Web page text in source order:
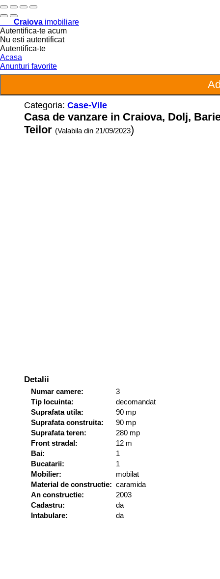
Craiova imobiliare
Autentifica-te acum
Nu esti autentificat
Autentifica-te
Acasa
Anunturi favorite
Categoria: Case-Vile
Casa de vanzare in Craiova, Dolj,
Teilor (Valabila din 21/09/2023)
Detalii
Numar camere:
3
Tip locuinta:
decomandat
Suprafata utila:
90 mp
Suprafata construita:
90 mp
Suprafata teren:
280 mp
Front stradal:
12 m
Bai:
1
Bucatarii:
1
Mobilier:
mobilat
Material de constructie: caramida
An constructie:
2003
Cadastru:
da
Intabulare:
da